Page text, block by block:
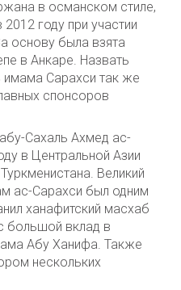
в османском стиле,
году при участии
основу была взята
в Анкаре . Назвать
имама Сарахси так же
спонсоров
Сахаль Ахмед ас-
в Центральной Азии
Великий
ас-Сарахси был одним
ханафитский масхаб
большой вклад в
Абу Ханифа. Также
нескольких